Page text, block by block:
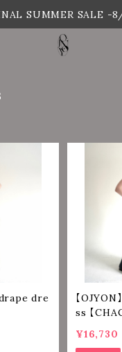
SUMMER SALE -
drape dre
【
ss 【
¥16,730